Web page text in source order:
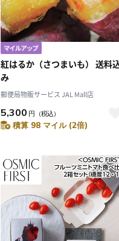
紅はるか（さつまいも） 送料
み
郵便局物販サービス JAL Mall店
5,300 円 （税込）
積算 98 マイル (2倍)